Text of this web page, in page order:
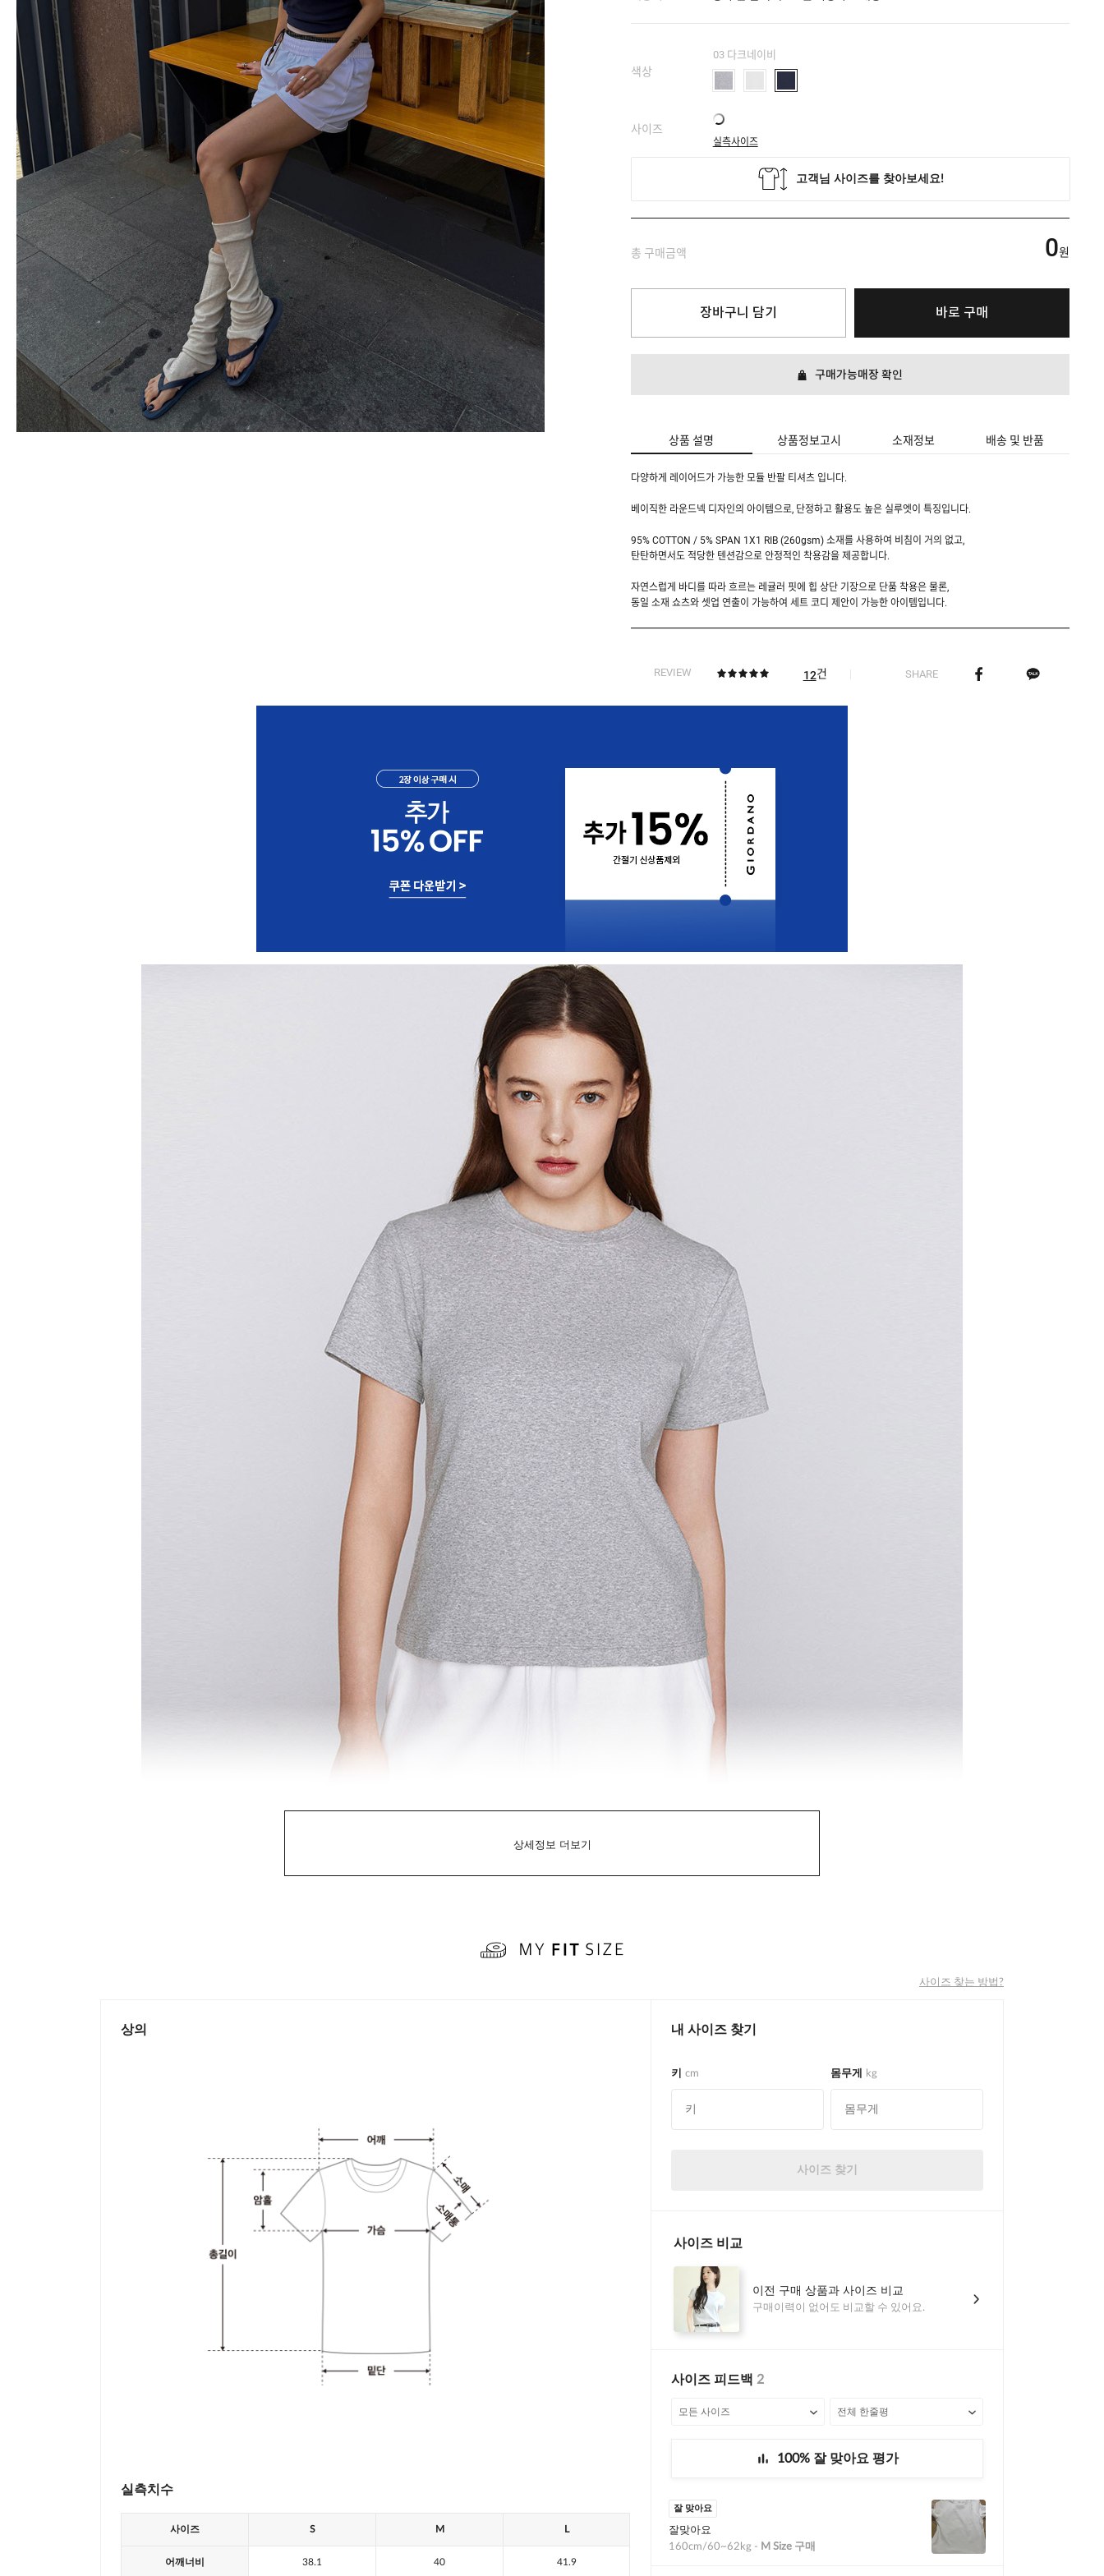
색상
03 다크네이비
사이즈
실측사이즈
총 구매금액 0원
장바구니 담기 바로 구매
구매가능매장 확인
상품 설명 상품정보고시 소재정보 배송 및 반품
다양하게 레이어드가 가능한 모듈 반팔 티셔츠 입니다.
베이직한 라운드넥 디자인의 아이템으로, 단정하고 활용도 높은 실루엣이 특징입니다.
95% COTTON / 5% SPAN 1X1 RIB (260gsm) 소재를 사용하여 비침이 거의 없고,
탄탄하면서도 적당한 텐션감으로 안정적인 착용감을 제공합니다.
자연스럽게 바디를 따라 흐르는 레귤러 핏에 힙 상단 기장으로 단품 착용은 물론,
동일 소재 쇼츠와 셋업 연출이 가능하여 세트 코디 제안이 가능한 아이템입니다.
REVIEW 12건 SHARE
상세정보 더보기